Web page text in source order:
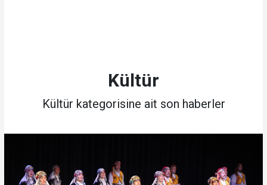
Kültür
Kültür kategorisine ait son haberler